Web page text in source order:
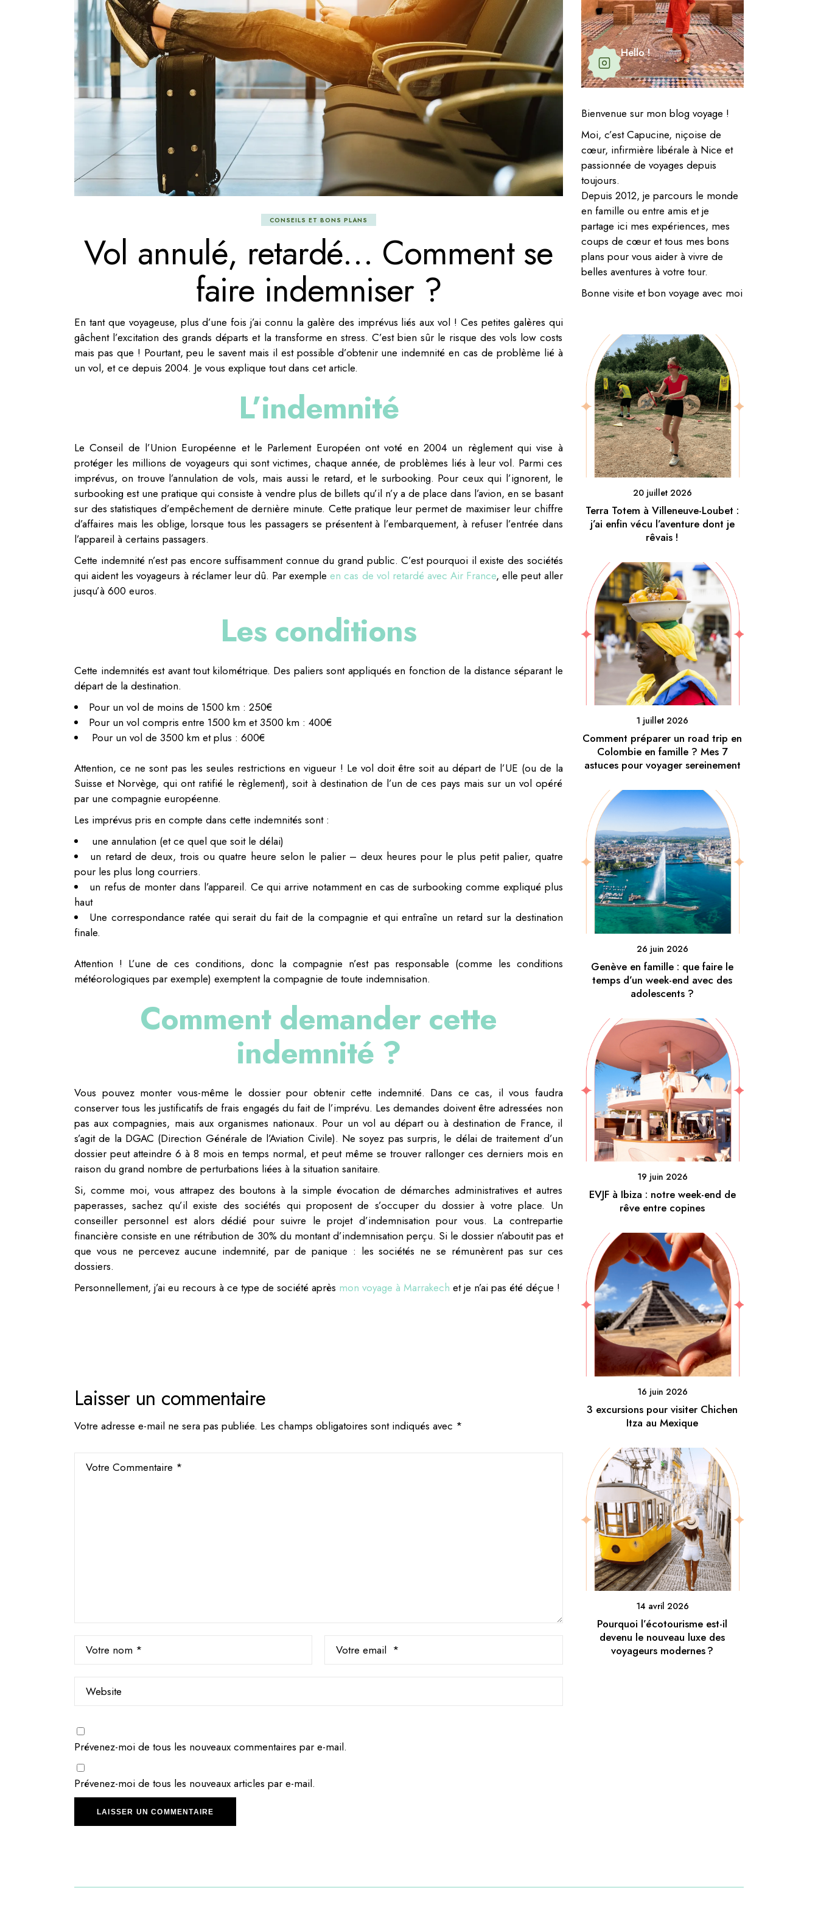
CONSEILS ET BONS PLANS
Vol annulé, retardé… Comment se
faire indemniser ?
En tant que voyageuse, plus d’une fois j’ai connu la galère des imprévus liés aux vol ! Ces petites galères qui
gâchent l’excitation des grands départs et la transforme en stress. C’est bien sûr le risque des vols low costs
mais pas que ! Pourtant, peu le savent mais il est possible d’obtenir une indemnité en cas de problème lié à
un vol, et ce depuis 2004. Je vous explique tout dans cet article.
L’indemnité
Le Conseil de l’Union Européenne et le Parlement Européen ont voté en 2004 un règlement qui vise à
protéger les millions de voyageurs qui sont victimes, chaque année, de problèmes liés à leur vol. Parmi ces
imprévus, on trouve l’annulation de vols, mais aussi le retard, et le surbooking. Pour ceux qui l’ignorent, le
surbooking est une pratique qui consiste à vendre plus de billets qu’il n’y a de place dans l’avion, en se basant
sur des statistiques d’empêchement de dernière minute. Cette pratique leur permet de maximiser leur chiffre
d’affaires mais les oblige, lorsque tous les passagers se présentent à l’embarquement, à refuser l’entrée dans
l’appareil à certains passagers.
Cette indemnité n’est pas encore suffisamment connue du grand public. C’est pourquoi il existe des sociétés
qui aident les voyageurs à réclamer leur dû. Par exempleen cas de vol retardé avec Air France, elle peut aller
jusqu’à 600 euros.
Les conditions
Cette indemnités est avant tout kilométrique. Des paliers sont appliqués en fonction de la distance séparant le
départ de la destination.
Pour un vol de moins de 1500 km : 250€
Pour un vol compris entre 1500 km et 3500 km : 400€
Pour un vol de 3500 km et plus : 600€
Attention, ce ne sont pas les seules restrictions en vigueur ! Le vol doit être soit au départ de l’UE (ou de la
Suisse et Norvège, qui ont ratifié le règlement), soit à destination de l’un de ces pays mais sur un vol opéré
par une compagnie européenne.
Les imprévus pris en compte dans cette indemnités sont :
une annulation (et ce quel que soit le délai)
un retard de deux, trois ou quatre heure selon le palier – deux heures pour le plus petit palier, quatre
pour les plus long courriers.
un refus de monter dans l’appareil. Ce qui arrive notamment en cas de surbooking comme expliqué plus
haut
Une correspondance ratée qui serait du fait de la compagnie et qui entraîne un retard sur la destination
finale.
Attention ! L’une de ces conditions, donc la compagnie n’est pas responsable (comme les conditions
météorologiques par exemple) exemptent la compagnie de toute indemnisation.
Comment demander cette
indemnité ?
Vous pouvez monter vous-même le dossier pour obtenir cette indemnité. Dans ce cas, il vous faudra
conserver tous les justificatifs de frais engagés du fait de l’imprévu. Les demandes doivent être adressées non
pas aux compagnies, mais aux organismes nationaux. Pour un vol au départ ou à destination de France, il
s’agit de la DGAC (Direction Générale de l’Aviation Civile). Ne soyez pas surpris, le délai de traitement d’un
dossier peut atteindre 6 à 8 mois en temps normal, et peut même se trouver rallonger ces derniers mois en
raison du grand nombre de perturbations liées à la situation sanitaire.
Si, comme moi, vous attrapez des boutons à la simple évocation de démarches administratives et autres
paperasses, sachez qu’il existe des sociétés qui proposent de s’occuper du dossier à votre place. Un
conseiller personnel est alors dédié pour suivre le projet d’indemnisation pour vous. La contrepartie
financière consiste en une rétribution de 30% du montant d’indemnisation perçu. Si le dossier n’aboutit pas et
que vous ne percevez aucune indemnité, par de panique : les sociétés ne se rémunèrent pas sur ces
dossiers.
Personnellement, j’ai eu recours à ce type de société après mon voyage à Marrakech et je n’ai pas été déçue !
Laisser un commentaire
Votre adresse e-mail ne sera pas publiée. Les champs obligatoires sont indiqués avec *
Prévenez-moi de tous les nouveaux commentaires par e-mail.
Prévenez-moi de tous les nouveaux articles par e-mail.
LAISSER UN COMMENTAIRE
Hello !
Bienvenue sur mon blog voyage !
Moi, c’est Capucine, niçoise de
cœur, infirmière libérale à Nice et
passionnée de voyages depuis
toujours.
Depuis 2012, je parcours le monde
en famille ou entre amis et je
partage ici mes expériences, mes
coups de cœur et tous mes bons
plans pour vous aider à vivre de
belles aventures à votre tour.
Bonne visite et bon voyage avec moi
20 juillet 2026
Terra Totem à Villeneuve-Loubet :
j’ai enfin vécu l’aventure dont je
rêvais !
1 juillet 2026
Comment préparer un road trip en
Colombie en famille ? Mes 7
astuces pour voyager sereinement
26 juin 2026
Genève en famille : que faire le
temps d’un week-end avec des
adolescents ?
19 juin 2026
EVJF à Ibiza : notre week-end de
rêve entre copines
16 juin 2026
3 excursions pour visiter Chichen
Itza au Mexique
14 avril 2026
Pourquoi l’écotourisme est-il
devenu le nouveau luxe des
voyageurs modernes ?